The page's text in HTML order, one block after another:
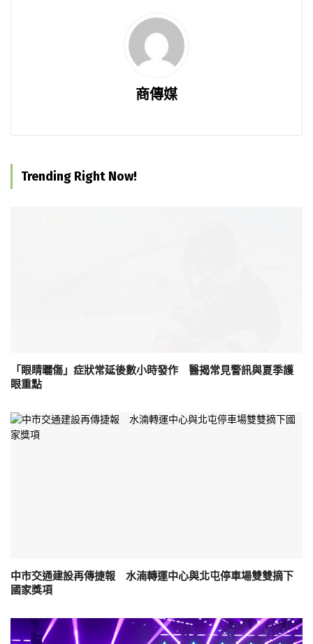
商傳媒
Trending Right Now!
「眼睛曬傷」症狀常延後數小時發作 醫揭常見警訊與夏季護
眼重點
中市交通建設再傳捷報 水湳轉運中心與北屯停車場雙雙摘下
國家獎項